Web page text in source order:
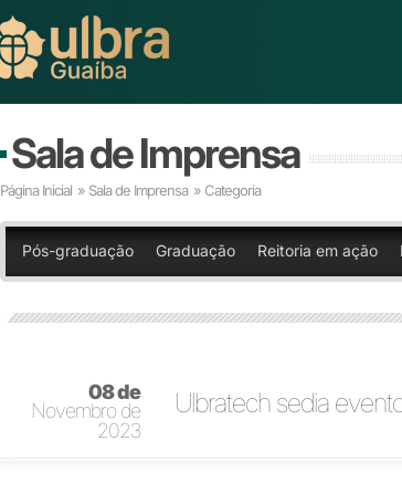
Sala de Imprensa
Página Inicial » Sala de Imprensa » Categoria
Pós-graduação Graduação Reitoria em ação
08 de
Novembro de
2023
Ulbratech sedia